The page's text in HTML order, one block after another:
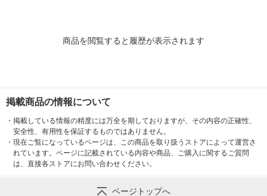
商品を閲覧すると履歴が表示されます
掲載商品の情報について
・ 掲載している情報の精度には万全を期しておりますが、その内容の正確性、
安全性、有用性を保証するものではありません。
・ 現在ご覧になっているページは、この商品を取り扱うストアによって運営さ
れています。ページに記載されている内容や商品、ご購入に関するご質問
は、直接各ストアにお問い合わせください。
ページトップへ